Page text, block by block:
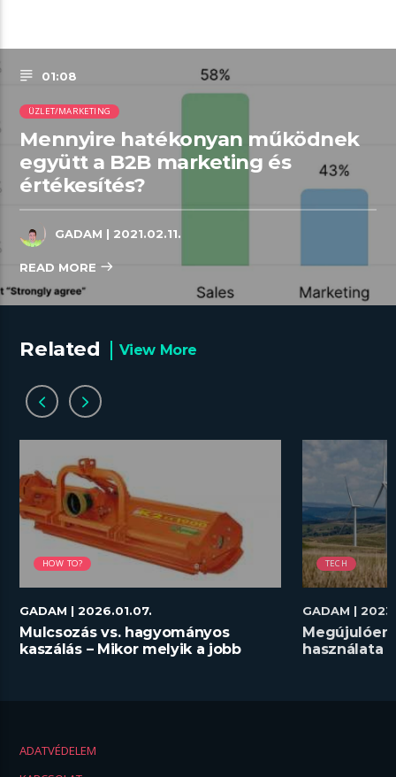
01:08
ÜZLET/MARKETING
Mennyire hatékonyan működnek
együtt a B2B marketing és
értékesítés?
GADAM | 2021.02.11.
READ MORE
Related View More
HOW TO?
GADAM | 2026.01.07.
Mulcsozás vs. hagyományos
kaszálás – Mikor melyik a jobb
TECH
GADAM |
használata
ADATVÉDELEM